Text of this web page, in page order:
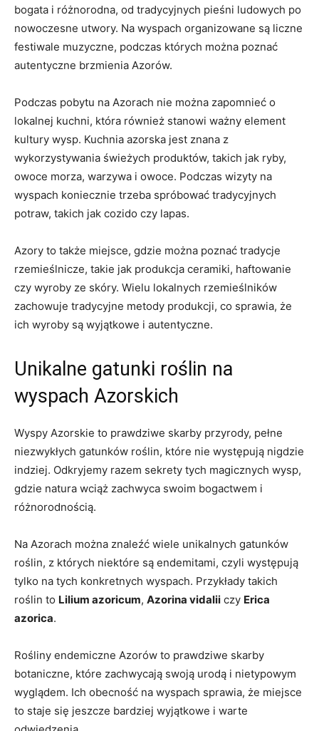
bogata i różnorodna, od tradycyjnych pieśni ludowych po
nowoczesne utwory. Na wyspach organizowane są liczne
festiwale muzyczne, podczas których można poznać
autentyczne brzmienia Azorów.
Podczas pobytu na Azorach nie można zapomnieć o
lokalnej kuchni, która również stanowi ważny element
kultury wysp. Kuchnia azorska jest znana z
wykorzystywania świeżych produktów, takich jak ryby,
owoce morza, warzywa i owoce. Podczas wizyty na
wyspach koniecznie trzeba spróbować tradycyjnych
potraw, takich jak cozido czy lapas.
Azory to także miejsce, gdzie można poznać tradycje
rzemieślnicze, takie jak produkcja ceramiki, haftowanie
czy wyroby ze skóry. Wielu lokalnych rzemieślników
zachowuje tradycyjne metody produkcji, co sprawia, że
ich wyroby są wyjątkowe i autentyczne.
Unikalne gatunki roślin na
wyspach Azorskich
Wyspy Azorskie to prawdziwe skarby przyrody, pełne
niezwykłych gatunków roślin, które nie występują nigdzie
indziej. Odkryjemy razem sekrety tych magicznych wysp,
gdzie natura wciąż zachwyca swoim bogactwem i
różnorodnością.
Na Azorach można znaleźć wiele unikalnych gatunków
roślin, z których niektóre są endemitami, czyli występują
tylko na tych konkretnych wyspach. Przykłady takich
roślin to Lilium azoricum, Azorina vidalii czy Erica
azorica.
Rośliny endemiczne Azorów to prawdziwe skarby
botaniczne, które zachwycają swoją urodą i nietypowym
wyglądem. Ich obecność na wyspach sprawia, że miejsce
to staje się jeszcze bardziej wyjątkowe i warte